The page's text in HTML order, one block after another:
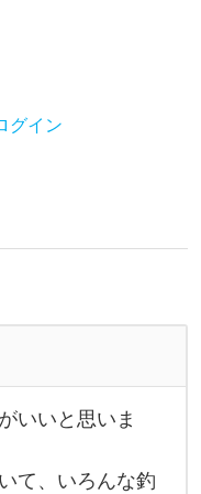
グイン
いいと思いま
て、いろんな釣